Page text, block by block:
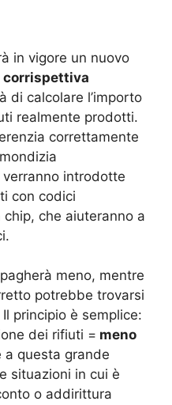
in vigore un nuovo
di calcolare l’importo
realmente prodotti.
correttamente
introdotte
con codici
che aiuteranno a
meno, mentre
potrebbe trovarsi
principio è semplice:
dei rifiuti = meno
a questa grande
situazioni in cui è
o addirittura